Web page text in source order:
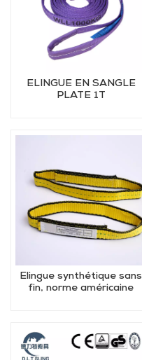
ÉLINGUE EN SANGLE
PLATE 1T
Élingue synthétique sans
fin, norme américaine